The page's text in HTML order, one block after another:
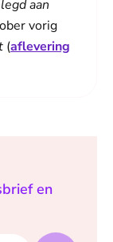
aan
vorig
(aflevering
en